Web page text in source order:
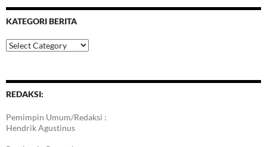
KATEGORI BERITA
Kategori
Berita
REDAKSI:
Pemimpin Umum/Redaksi :
Hendrik Agustinus